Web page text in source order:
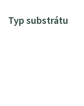
Typ substrátu